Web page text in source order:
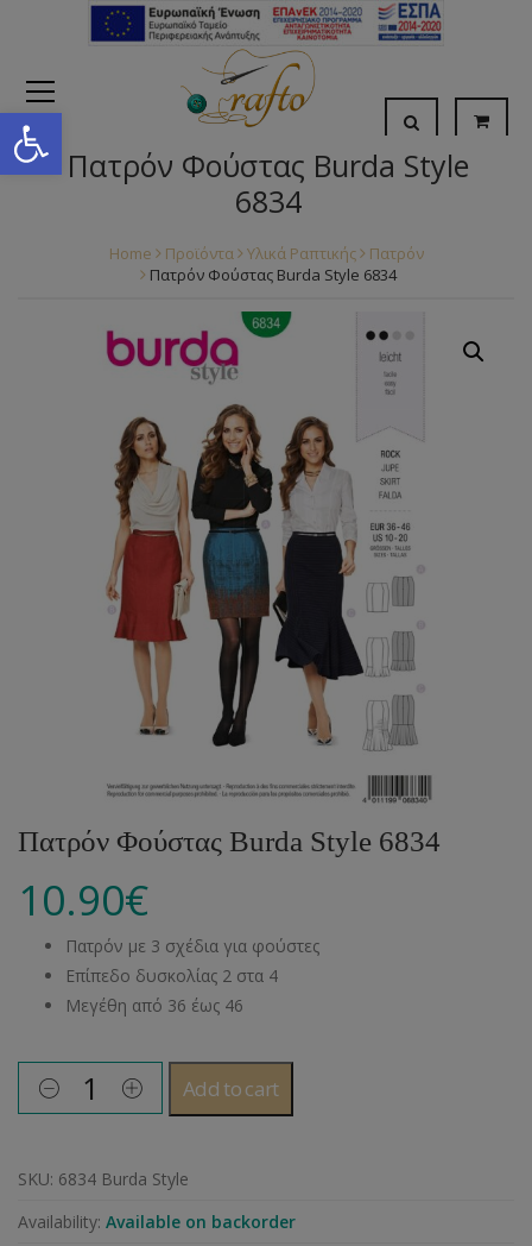
Open toolbar
Πατρόν Φούστας Burda Style
6834
Home Προϊόντα Υλικά Ραπτικής
Πατρόν
Πατρόν Φούστας Burda Style 6834
Πατρόν Φούστας Burda Style 6834
10.90€
Πατρόν με 3 σχέδια για φούστες
Επίπεδο δυσκολίας 2 στα 4
Μεγέθη από 36 έως 46
Add to cart
SKU: 6834 Burda Style
Availability: Available on backorder